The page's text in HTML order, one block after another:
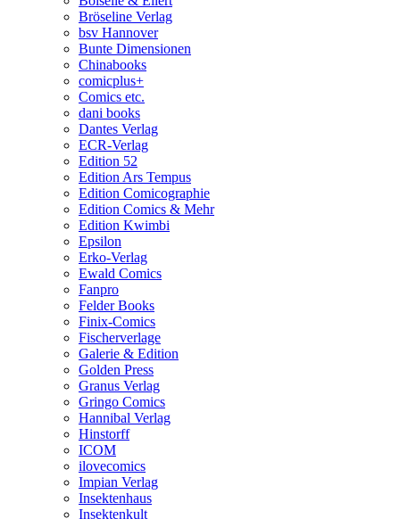
Bröseline Verlag
bsv Hannover
Bunte Dimensionen
Chinabooks
comicplus+
Comics etc.
dani books
Dantes Verlag
ECR-Verlag
Edition 52
Edition Ars Tempus
Edition Comicographie
Edition Comics & Mehr
Edition Kwimbi
Epsilon
Erko-Verlag
Ewald Comics
Fanpro
Felder Books
Finix-Comics
Fischerverlage
Galerie & Edition
Golden Press
Granus Verlag
Gringo Comics
Hannibal Verlag
Hinstorff
ICOM
ilovecomics
Impian Verlag
Insektenhaus
Insektenkult